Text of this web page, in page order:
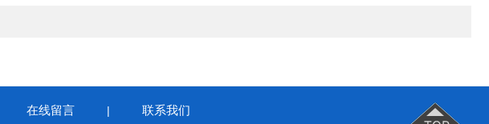
在线留言 | 联系我们